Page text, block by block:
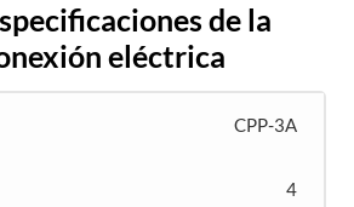
de la
eléctrica
CPP-3A
4